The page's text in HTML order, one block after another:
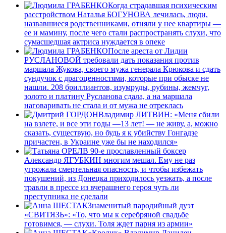
Когда страдавшая психическим
расстройством Наталья БОГУНОВА лечилась, люди,
назвавшиеся родственниками, отняли у нее квартиры —
ее и мамину, после чего стали распространять слухи, что
сумасшедшая актриса нуждается в опеке
После ареста от Лидии
РУСЛАНОВОЙ требовали дать показания против
маршала Жукова, своего мужа генерала Крюкова и сдать
сундучок с драгоценностями, которые при обыске не
нашли. 208 бриллиантов, изумруды, рубины, жемчуг,
золото и платину Русланова сдала, а на маршала
наговаривать не стала и от мужа не отреклась
Владимир ЛИТВИН: «Меня сбили
на взлете, и все эти годы —13 лет! — не живу, а, можно
сказать, существую, но будь я к убийству Гонгадзе
причастен, в Украине уже бы не находился»
В 90-е прославленный боксер
Александр ЯГУБКИН многим мешал. Ему не раз
угрожала смертельная опасность, и чтобы избежать
покушений, из Донецка приходилось уезжать, а после
травли в прессе из вчерашнего героя чуть ли
преступника не сделали
Знаменитый пародийный дуэт
«СВИТЯЗЬ»: «То, что мы к серебряной свадьбе
готовимся, — слухи. Толя ждет парня из армии»